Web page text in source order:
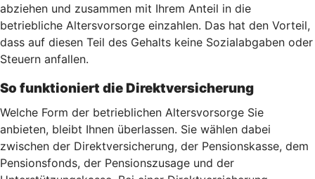
abziehen und zusammen mit Ihrem Anteil in die
betriebliche Altersvorsorge einzahlen. Das hat den Vorteil,
dass auf diesen Teil des Gehalts keine Sozialabgaben oder
Steuern anfallen.
So funktioniert die Direktversicherung
Welche Form der betrieblichen Altersvorsorge Sie
anbieten, bleibt Ihnen überlassen. Sie wählen dabei
zwischen der Direktversicherung, der Pensionskasse, dem
Pensionsfonds, der Pensionszusage und der